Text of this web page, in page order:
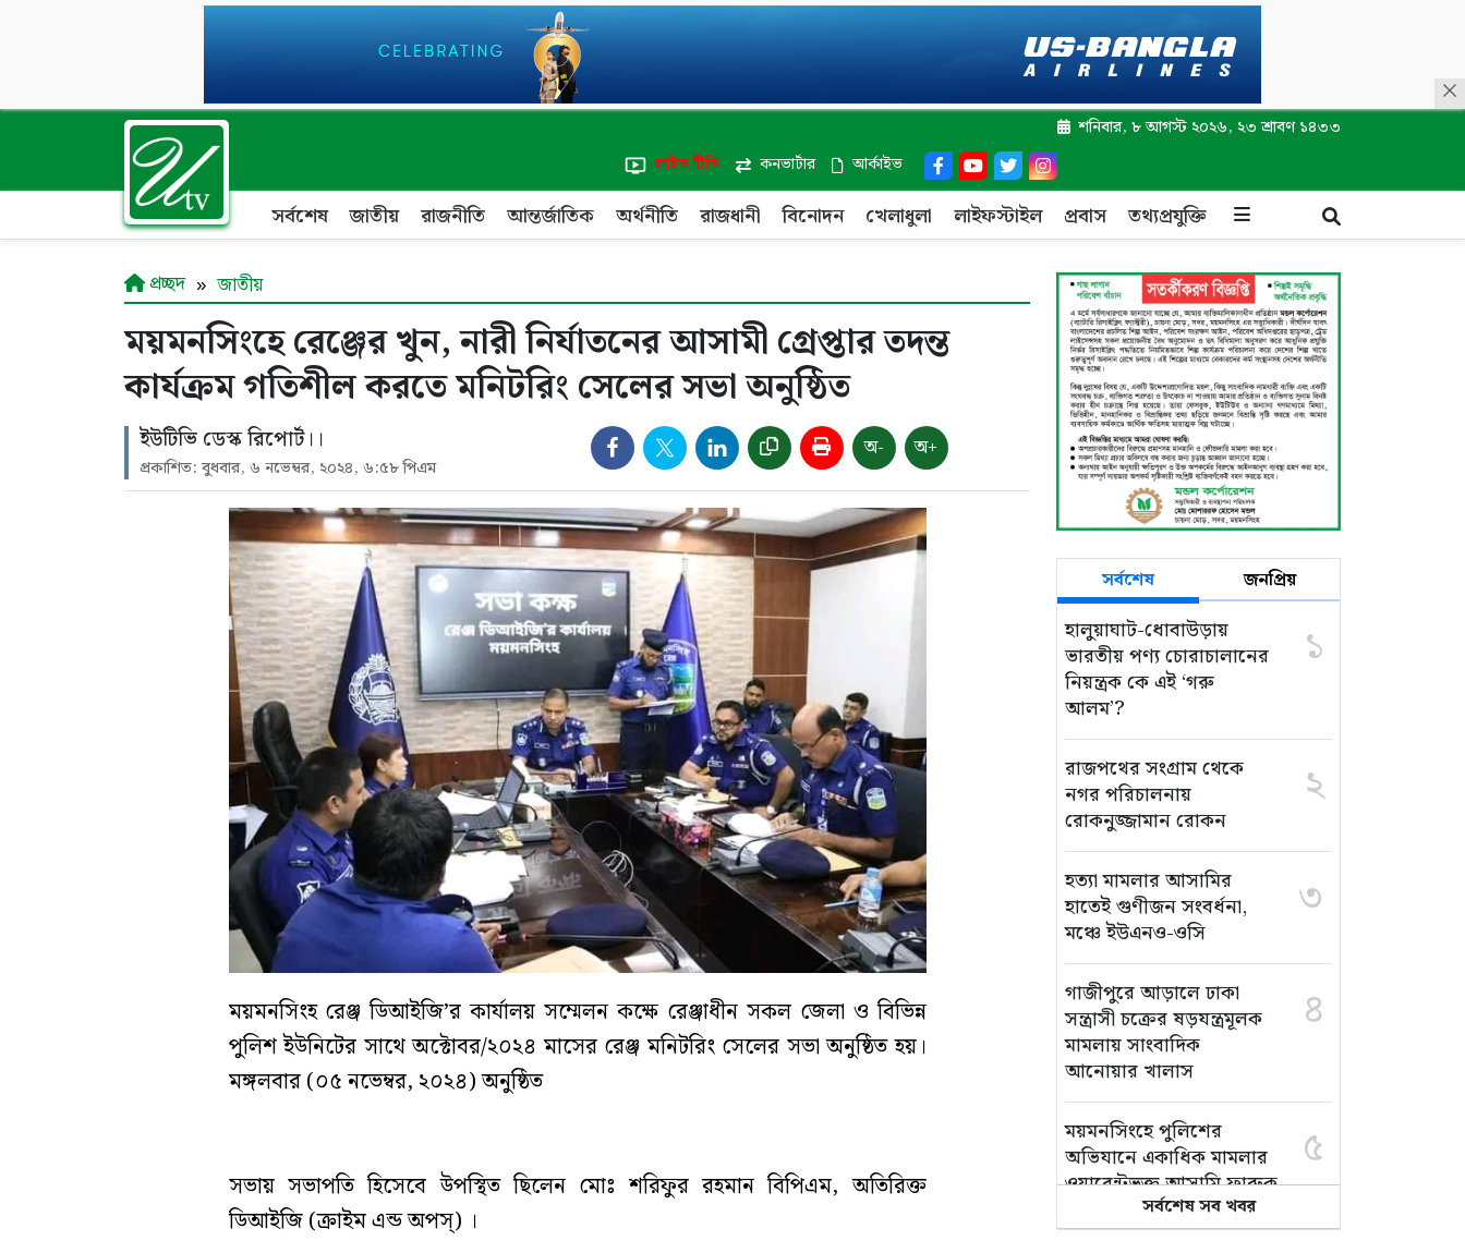
শনিবার, ৮ আগস্ট ২০২৬, ২৩ শ্রাবণ ১৪৩৩
লাইভ টিভি
কনভার্টার আর্কাইভ
সর্বশেষ জাতীয় রাজনীতি আন্তর্জাতিক অর্থনীতি রাজধানী বিনোদন খেলাধুলা লাইফস্টাইল প্রবাস তথ্যপ্রযুক্তি
প্রচ্ছদ জাতীয়
ময়মনসিংহে রেঞ্জের খুন, নারী নির্যাতনের আসামী গ্রেপ্তার তদন্ত
কার্যক্রম গতিশীল করতে মনিটরিং সেলের সভা অনুষ্ঠিত
ইউটিভি ডেস্ক রিপোর্ট।।
প্রকাশিত: বুধবার, ৬ নভেম্বর, ২০২৪, ৬:৫৮ পিএম
অ- অ+
ময়মনসিংহ রেঞ্জ ডিআইজি’র কার্যালয় সম্মেলন কক্ষে রেঞ্জাধীন সকল জেলা ও বিভিন্ন
পুলিশ ইউনিটের সাথে অক্টোবর/২০২৪ মাসের রেঞ্জ মনিটরিং সেলের সভা অনুষ্ঠিত হয়।
মঙ্গলবার (০৫ নভেম্বর, ২০২৪) অনুষ্ঠিত
সভায় সভাপতি হিসেবে উপস্থিত ছিলেন মোঃ শরিফুর রহমান বিপিএম, অতিরিক্ত
ডিআইজি (ক্রাইম এন্ড অপস্) ।
সর্বশেষ জনপ্রিয়
হালুয়াঘাট-ধোবাউড়ায়
ভারতীয় পণ্য চোরাচালানের
নিয়ন্ত্রক কে এই ‘গরু
আলম’?
১
রাজপথের সংগ্রাম থেকে
নগর পরিচালনায়
রোকনুজ্জামান রোকন
২
হত্যা মামলার আসামির
হাতেই গুণীজন সংবর্ধনা,
মঞ্চে ইউএনও-ওসি
৩
গাজীপুরে আড়ালে ঢাকা
সন্ত্রাসী চক্রের ষড়যন্ত্রমূলক
মামলায় সাংবাদিক
আনোয়ার খালাস
৪
ময়মনসিংহে পুলিশের
অভিযানে একাধিক মামলার
ওয়ারেন্টভুক্ত আসামি ফারুক
৫
সর্বশেষ সব খবর